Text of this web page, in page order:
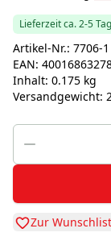
Lieferzeit ca. 2-5
Artikel-Nr.: 7706-1
EAN:
Inhalt: 0.175 kg
Versandgewicht:
Zur